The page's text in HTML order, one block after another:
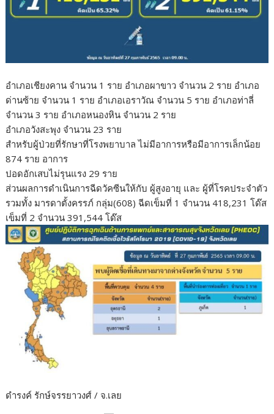
อำเภอเชียงคาน จำนวน 1 ราย อำเภอผาขาว จำนวน 2 ราย อำเภอ
ด่านซ้าย จำนวน 1 ราย อำเภอเอราวัณ จำนวน 5 ราย อำเภอท่าลี่
จำนวน 3 ราย อำเภอหนองหิน จำนวน 2 ราย
อำเภอวังสะพุง จำนวน 23 ราย
สำหรับผู้ป่วยที่รักษาที่โรงพยาบาล ไม่มีอาการหรือมีอาการเล็กน้อย
874 ราย อาการ
ปอดอักเสบไม่รุนแรง 29 ราย
ส่วนผลการดำเนินการฉีดวัคซีนให้กับ ผู้สูงอายุ และ ผู้ที่โรคประจำตัว
รวมทั้ง มารดาตั้งครรภ์ กลุ่ม(608) ฉีดเข็มที่ 1 จำนวน 418,231 โด๊ส
เข็มที่ 2 จำนวน 391,544 โด๊ส
ดำรงค์ รักษ์จรรยาวงศ์ / จ.เลย